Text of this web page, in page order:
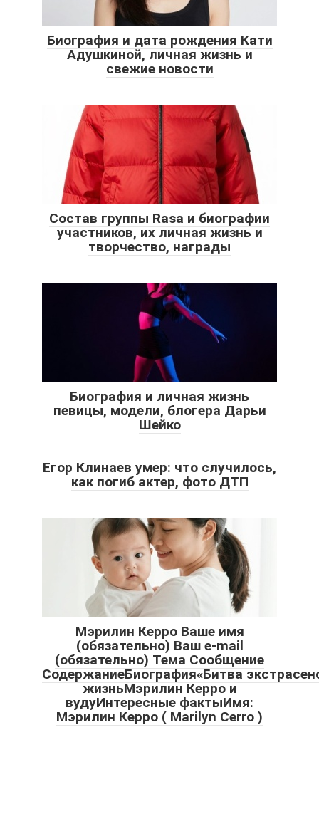
Биография и дата рождения Кати
Адушкиной, личная жизнь и
свежие новости
Состав группы Rasa и биографии
участников, их личная жизнь и
творчество, награды
Биография и личная жизнь
певицы, модели, блогера Дарьи
Шейко
Егор Клинаев умер: что случилось,
как погиб актер, фото ДТП
Мэрилин Керро Ваше имя
(обязательно) Ваш e-mail
(обязательно) Тема Сообщение
СодержаниеБиография«Битва
жизньМэрилин Керро и
вудуИнтересные фактыИмя:
Мэрилин Керро ( Marilyn Cerro )